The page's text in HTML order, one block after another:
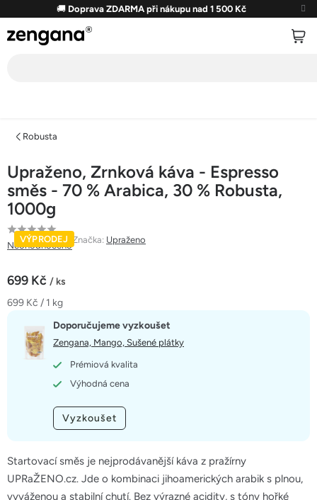
obsah
🚚 Doprava ZDARMA při nákupu nad 1 500 Kč
Robusta
Upraženo, Zrnková káva - Espresso
směs - 70 % Arabica, 30 % Robusta,
1000g
VÝPRODEJ
Průměrné
hodnocení
je
0,0
hvězdiček.
Neohodnoceno
Značka: Upraženo
699 Kč / ks
Měrná
699 Kč / 1 kg
Startovací směs je nejprodávanější káva z pražírny
UPRaŽENO.cz. Jde o kombinaci jihoamerických arabik s plnou,
vyváženou a stabilní chutí. Bez výrazné acidity, s tóny hořké
Doporučujeme vyzkoušet
Zengana, Mango, Sušené plátky
Prémiová kvalita
Výhodná cena
Vyzkoušet